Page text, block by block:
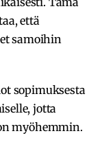
että
samoihin
sopimuksesta
jotta
myöhemmin.